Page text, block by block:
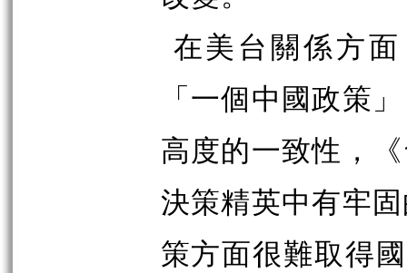
在美台關係方
「一個中國政策
高度的一致性，
決策精英中有牢
策方面很難取得